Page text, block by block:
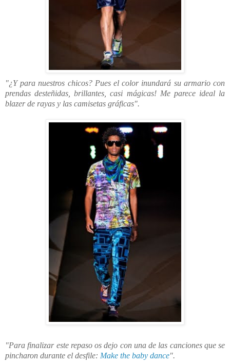
"¿Y para nuestros chicos? Pues el color inundará su armario con
prendas desteñidas, brillantes, casi mágicas! Me parece ideal la
blazer de rayas y las camisetas gráficas".
"Para finalizar este repaso os dejo con una de las canciones que se
pincharon durante el desfile: Make the baby dance".